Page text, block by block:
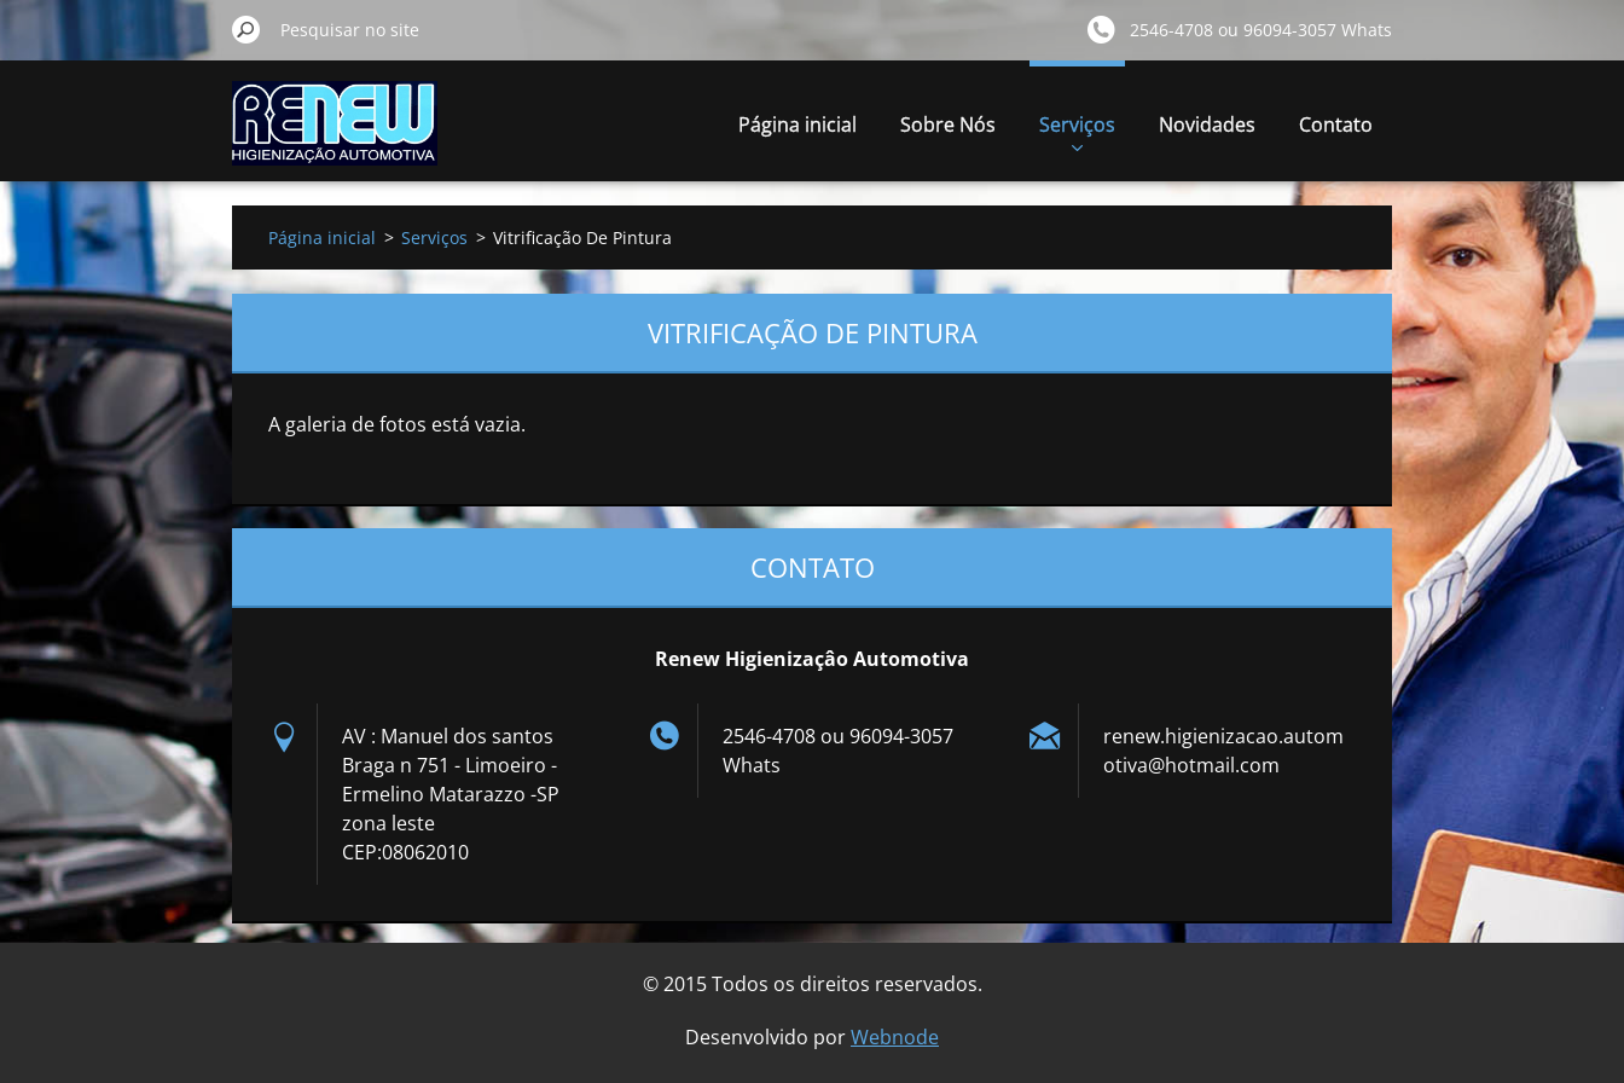
2546-4708 ou 96094-3057 Whats
Página inicial Sobre Nós Serviços Novidades Contato
Página inicial > Serviços > Vitrificação De Pintura
VITRIFICAÇÃO DE PINTURA
A galeria de fotos está vazia.
CONTATO
Renew Higienizaçâo Automotiva
AV : Manuel dos santos
Braga n 751 - Limoeiro -
Ermelino Matarazzo -SP
zona leste
CEP:08062010
2546-4708 ou 96094-3057
Whats
renew.higienizacao.autom
otiva@hotmail.com
© 2015 Todos os direitos reservados.
Desenvolvido porWebnode